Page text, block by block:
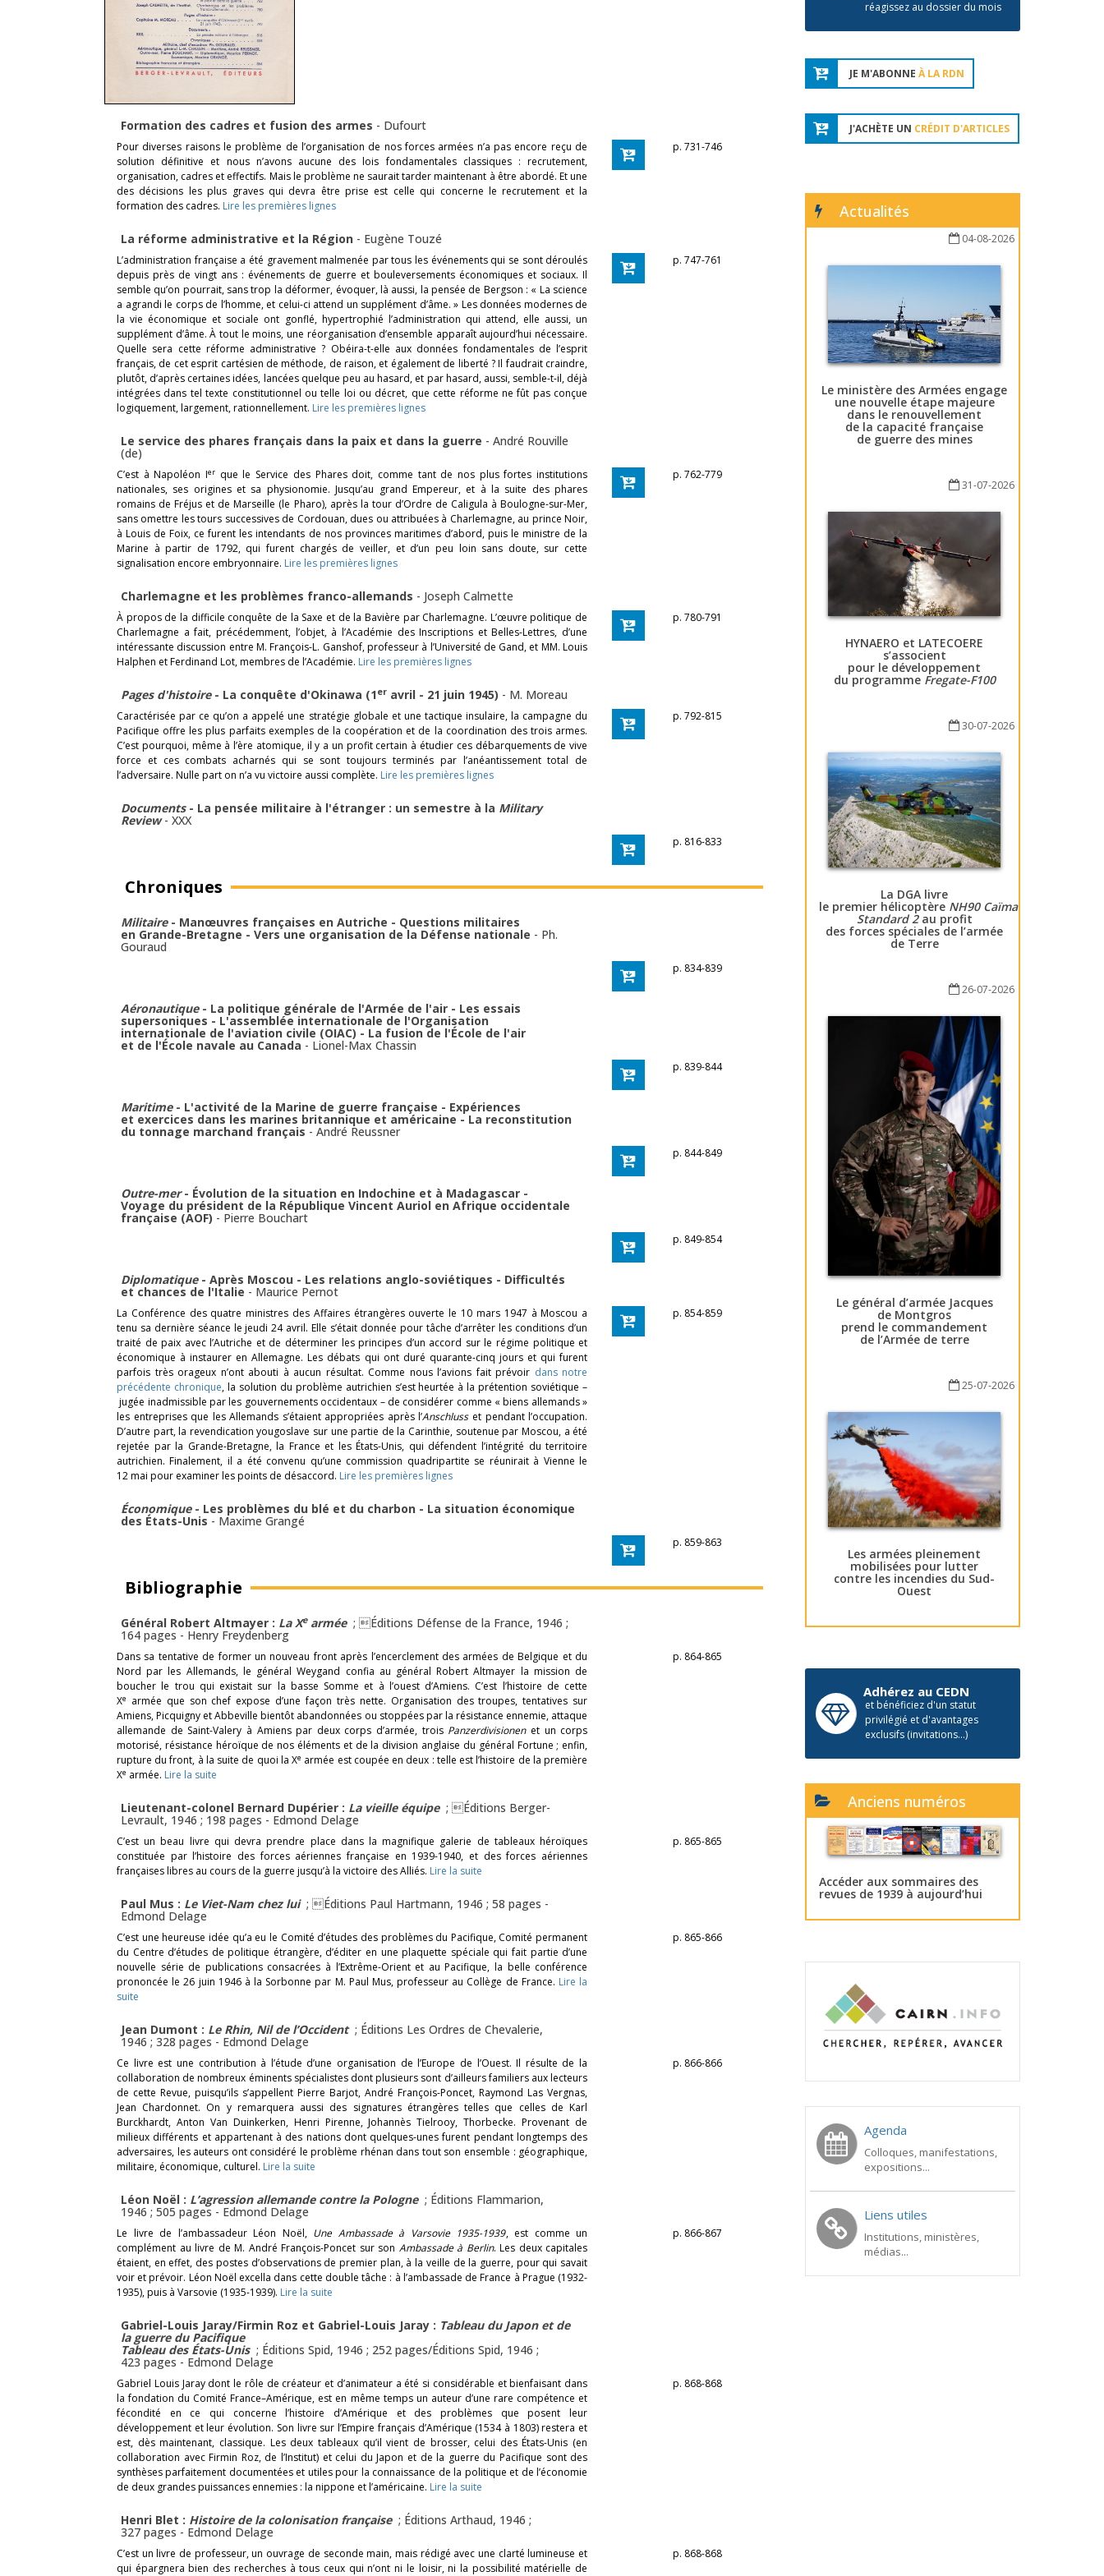
Formation des cadres et fusion des armes - Dufourt
Pour diverses raisons le problème de l’organisation de nos forces armées n’a pas encore reçu de
solution définitive et nous n’avons aucune des lois fondamentales classiques : recrutement,
organisation, cadres et effectifs. Mais le problème ne saurait tarder maintenant à être abordé. Et une
des décisions les plus graves qui devra être prise est celle qui concerne le recrutement et la
formation des cadres. Lire les premières lignes
p. 731-746
La réforme administrative et la Région - Eugène Touzé
L’administration française a été gravement malmenée par tous les événements qui se sont déroulés
depuis près de vingt ans : événements de guerre et bouleversements économiques et sociaux. Il
semble qu’on pourrait, sans trop la déformer, évoquer, là aussi, la pensée de Bergson : « La science
a agrandi le corps de l’homme, et celui-ci attend un supplément d’âme. » Les données modernes de
la vie économique et sociale ont gonflé, hypertrophié l’administration qui attend, elle aussi, un
supplément d’âme. À tout le moins, une réorganisation d’ensemble apparaît aujourd’hui nécessaire.
Quelle sera cette réforme administrative ? Obéira-t-elle aux données fondamentales de l’esprit
français, de cet esprit cartésien de méthode, de raison, et également de liberté ? Il faudrait craindre,
plutôt, d’après certaines idées, lancées quelque peu au hasard, et par hasard, aussi, semble-t-il, déjà
intégrées dans tel texte constitutionnel ou telle loi ou décret, que cette réforme ne fût pas conçue
logiquement, largement, rationnellement. Lire les premières lignes
p. 747-761
Le service des phares français dans la paix et dans la guerre - André Rouville
(de)
C’est à Napoléon Ier que le Service des Phares doit, comme tant de nos plus fortes institutions
nationales, ses origines et sa physionomie. Jusqu’au grand Empereur, et à la suite des phares
romains de Fréjus et de Marseille (le Pharo), après la tour d’Ordre de Caligula à Boulogne-sur-Mer,
sans omettre les tours successives de Cordouan, dues ou attribuées à Charlemagne, au prince Noir,
à Louis de Foix, ce furent les intendants de nos provinces maritimes d’abord, puis le ministre de la
Marine à partir de 1792, qui furent chargés de veiller, et d’un peu loin sans doute, sur cette
signalisation encore embryonnaire. Lire les premières lignes
p. 762-779
Charlemagne et les problèmes franco-allemands - Joseph Calmette
À propos de la difficile conquête de la Saxe et de la Bavière par Charlemagne. L’œuvre politique de
Charlemagne a fait, précédemment, l’objet, à l’Académie des Inscriptions et Belles-Lettres, d’une
intéressante discussion entre M. François-L. Ganshof, professeur à l’Université de Gand, et MM. Louis
Halphen et Ferdinand Lot, membres de l’Académie. Lire les premières lignes
p. 780-791
Pages d'histoire - La conquête d'Okinawa (1er avril - 21 juin 1945) - M. Moreau
Caractérisée par ce qu’on a appelé une stratégie globale et une tactique insulaire, la campagne du
Pacifique offre les plus parfaits exemples de la coopération et de la coordination des trois armes.
C’est pourquoi, même à l’ère atomique, il y a un profit certain à étudier ces débarquements de vive
force et ces combats acharnés qui se sont toujours terminés par l’anéantissement total de
l’adversaire. Nulle part on n’a vu victoire aussi complète. Lire les premières lignes
p. 792-815
Documents - La pensée militaire à l'étranger : un semestre à la Military
Review - XXX
p. 816-833
Chroniques
Militaire - Manœuvres françaises en Autriche - Questions militaires
en Grande-Bretagne - Vers une organisation de la Défense nationale - Ph.
Gouraud
p. 834-839
Aéronautique - La politique générale de l'Armée de l'air - Les essais
supersoniques - L'assemblée internationale de l'Organisation
internationale de l'aviation civile (OIAC) - La fusion de l'École de l'air
et de l'École navale au Canada - Lionel-Max Chassin
p. 839-844
Maritime - L'activité de la Marine de guerre française - Expériences
et exercices dans les marines britannique et américaine - La reconstitution
du tonnage marchand français - André Reussner
p. 844-849
Outre-mer- Évolution de la situation en Indochine et à Madagascar -
Voyage du président de la République Vincent Auriol en Afrique occidentale
française (AOF) - Pierre Bouchart
p. 849-854
Diplomatique - Après Moscou - Les relations anglo-soviétiques - Difficultés
et chances de l'Italie - Maurice Pernot
La Conférence des quatre ministres des Affaires étrangères ouverte le 10 mars 1947 à Moscou a
tenu sa dernière séance le jeudi 24 avril. Elle s’était donnée pour tâche d’arrêter les conditions d’un
traité de paix avec l’Autriche et de déterminer les principes d’un accord sur le régime politique et
économique à instaurer en Allemagne. Les débats qui ont duré quarante-cinq jours et qui furent
parfois très orageux n’ont abouti à aucun résultat. Comme nous l’avions fait prévoir dans notre
précédente chronique, la solution du problème autrichien s’est heurtée à la prétention soviétique –
jugée inadmissible par les gouvernements occidentaux – de considérer comme « biens allemands »
les entreprises que les Allemands s’étaient appropriées après l’Anschluss et pendant l’occupation.
D’autre part, la revendication yougoslave sur une partie de la Carinthie, soutenue par Moscou, a été
rejetée par la Grande-Bretagne, la France et les États-Unis, qui défendent l’intégrité du territoire
autrichien. Finalement, il a été convenu qu’une commission quadripartite se réunirait à Vienne le
12 mai pour examiner les points de désaccord. Lire les premières lignes
p. 854-859
Économique - Les problèmes du blé et du charbon - La situation économique
des États-Unis - Maxime Grangé
p. 859-863
Bibliographie
Général Robert Altmayer : La Xearmée ; Éditions Défense de la France, 1946 ;
164 pages - Henry Freydenberg
Dans sa tentative de former un nouveau front après l’encerclement des armées de Belgique et du
Nord par les Allemands, le général Weygand confia au général Robert Altmayer la mission de
boucher le trou qui existait sur la basse Somme et à l’ouest d’Amiens. C’est l’histoire de cette
Xe armée que son chef expose d’une façon très nette. Organisation des troupes, tentatives sur
Amiens, Picquigny et Abbeville bientôt abandonnées ou stoppées par la résistance ennemie, attaque
allemande de Saint-Valery à Amiens par deux corps d’armée, trois Panzerdivisionen et un corps
motorisé, résistance héroïque de nos éléments et de la division anglaise du général Fortune ; enfin,
rupture du front, à la suite de quoi la Xe armée est coupée en deux : telle est l’histoire de la première
Xe armée. Lire la suite
p. 864-865
Lieutenant-colonel Bernard Dupérier : La vieille équipe ; Éditions Berger-
Levrault, 1946 ; 198 pages - Edmond Delage
C’est un beau livre qui devra prendre place dans la magnifique galerie de tableaux héroïques
constituée par l’histoire des forces aériennes française en 1939-1940, et des forces aériennes
françaises libres au cours de la guerre jusqu’à la victoire des Alliés. Lire la suite
p. 865-865
Paul Mus : Le Viet-Nam chez lui ; Éditions Paul Hartmann, 1946 ; 58 pages -
Edmond Delage
C’est une heureuse idée qu’a eu le Comité d’études des problèmes du Pacifique, Comité permanent
du Centre d’études de politique étrangère, d’éditer en une plaquette spéciale qui fait partie d’une
nouvelle série de publications consacrées à l’Extrême-Orient et au Pacifique, la belle conférence
prononcée le 26 juin 1946 à la Sorbonne par M. Paul Mus, professeur au Collège de France. Lire la
suite
p. 865-866
Jean Dumont : Le Rhin, Nil de l’Occident ; Éditions Les Ordres de Chevalerie,
1946 ; 328 pages - Edmond Delage
Ce livre est une contribution à l’étude d’une organisation de l’Europe de l’Ouest. Il résulte de la
collaboration de nombreux éminents spécialistes dont plusieurs sont d’ailleurs familiers aux lecteurs
de cette Revue, puisqu’ils s’appellent Pierre Barjot, André François-Poncet, Raymond Las Vergnas,
Jean Chardonnet. On y remarquera aussi des signatures étrangères telles que celles de Karl
Burckhardt, Anton Van Duinkerken, Henri Pirenne, Johannès Tielrooy, Thorbecke. Provenant de
milieux différents et appartenant à des nations dont quelques-unes furent pendant longtemps des
adversaires, les auteurs ont considéré le problème rhénan dans tout son ensemble : géographique,
militaire, économique, culturel. Lire la suite
p. 866-866
Léon Noël : L’agression allemande contre la Pologne ; Éditions Flammarion,
1946 ; 505 pages - Edmond Delage
Le livre de l’ambassadeur Léon Noël, Une Ambassade à Varsovie 1935-1939, est comme un
complément au livre de M. André François-Poncet sur son Ambassade à Berlin. Les deux capitales
étaient, en effet, des postes d’observations de premier plan, à la veille de la guerre, pour qui savait
voir et prévoir. Léon Noël excella dans cette double tâche : à l’ambassade de France à Prague (1932-
1935), puis à Varsovie (1935-1939). Lire la suite
p. 866-867
Gabriel-Louis Jaray/Firmin Roz et Gabriel-Louis Jaray : Tableau du Japon et de
la guerre du Pacifique
Tableau des États-Unis ; Éditions Spid, 1946 ; 252 pages/Éditions Spid, 1946 ;
423 pages - Edmond Delage
Gabriel Louis Jaray dont le rôle de créateur et d’animateur a été si considérable et bienfaisant dans
la fondation du Comité France–Amérique, est en même temps un auteur d’une rare compétence et
fécondité en ce qui concerne l’histoire d’Amérique et des problèmes que posent leur
développement et leur évolution. Son livre sur l’Empire français d’Amérique (1534 à 1803) restera et
est, dès maintenant, classique. Les deux tableaux qu’il vient de brosser, celui des États-Unis (en
collaboration avec Firmin Roz, de l’Institut) et celui du Japon et de la guerre du Pacifique sont des
synthèses parfaitement documentées et utiles pour la connaissance de la politique et de l’économie
de deux grandes puissances ennemies : la nippone et l’américaine. Lire la suite
p. 868-868
Henri Blet : Histoire de la colonisation française ; Éditions Arthaud, 1946 ;
327 pages - Edmond Delage
C’est un livre de professeur, un ouvrage de seconde main, mais rédigé avec une clarté lumineuse et
qui épargnera bien des recherches à tous ceux qui n’ont ni le loisir, ni la possibilité matérielle de
p. 868-868
réagissez au dossier du mois
JE M'ABONNE À LA RDN
J'ACHÈTE UN CRÉDIT D'ARTICLES
Actualités
04-08-2026
Le ministère des Armées engage
une nouvelle étape majeure
dans le renouvellement
de la capacité française
de guerre des mines
31-07-2026
HYNAERO et LATECOERE
s’associent
pour le développement
du programme Fregate-F100
30-07-2026
La DGA livre
le premier hélicoptère NH90 Caïman
Standard 2au profit
des forces spéciales de l’armée
de Terre
26-07-2026
Le général d’armée Jacques
de Montgros
prend le commandement
de l’Armée de terre
25-07-2026
Les armées pleinement
mobilisées pour lutter
contre les incendies du Sud-
Ouest
Adhérez au CEDN
et bénéficiez d'un statut
privilégié et d'avantages
exclusifs (invitations...)
Anciens numéros
Accéder aux sommaires des
revues de 1939 à aujourd’hui
Agenda
Colloques, manifestations,
expositions...
Liens utiles
Institutions, ministères,
médias...